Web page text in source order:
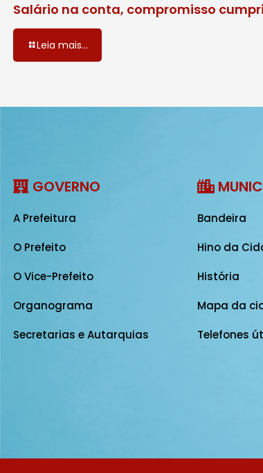
Salário na conta, compromisso
Leia mais...
GOVERNO
A Prefeitura
O Prefeito
O Vice-Prefeito
Organograma
Secretarias e Autarquias
Bandeira
Hino da
História
Mapa da
Telefones